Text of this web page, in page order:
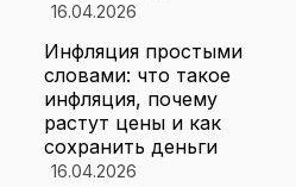
16.04.2026
Инфляция простыми
словами: что такое
инфляция, почему
растут цены и как
сохранить деньги
16.04.2026